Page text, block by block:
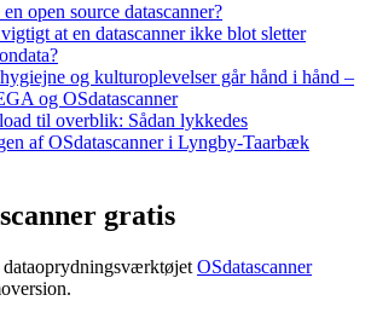
open source datascanner?
at en datascanner ikke blot sletter
og kulturoplevelser går hånd i hånd –
og OSdatascanner
til overblik: Sådan lykkedes
af OSdatascanner i Lyngby-Taarbæk
gratis
OSdatascanner